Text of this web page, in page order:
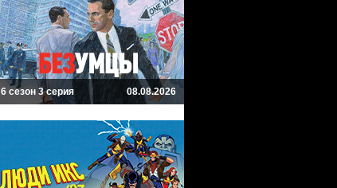
6 сезон 3 серия 08.08.2026